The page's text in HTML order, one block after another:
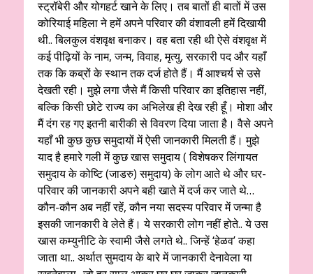
स्ट्रॉबेरी और योगहर्ट खाने के लिए। तब बातों ही बातों में उस
कोरियाई महिला ने हमें अपने परिवार की वंशावली हमें दिखायी
थी.. बिलकुल वंशवृक्ष बनाकर। वह बता रही थी ऐसे वंशवृक्ष में
कई पीढ़ियों के नाम, जन्म, विवाह, मृत्यु, सरकारी पद और यहाँ
तक कि कब्रों के स्थान तक दर्ज होते हैं। मैं आश्चर्य से उसे
देखती रही। मुझे लगा जैसे मैं किसी परिवार का इतिहास नहीं,
बल्कि किसी छोटे राज्य का अभिलेख ही देख रही हूँ। मोशा और
मैं दंग रह गए इतनी बारीकी से विवरण दिया जाता है। वैसे अपने
यहाँ भी कुछ कुछ समुदायों में ऐसी जानकारी मिलती हैं। मुझे
याद है हमारे गली में कुछ खास समुदाय ( विशेषकर लिंगायत
समुदाय के कोष्टि (जाडरु) समुदाय) के लोग आते थे और घर-
परिवार की जानकारी अपने बही खाते में दर्ज कर जाते थे…
कौन-कौन अब नहीं रहें, कौन नया सदस्य परिवार में जन्मा है
इसकी जानकारी वे लेते हैं। ये सरकारी लोग नहीं होते.. ये उस
खास कम्युनीटि के स्वामी जैसे लगते थे.. जिन्हें ‘हेळव’ कहा
जाता था.. अर्थात सुमदाय के बारे में जानकारी देनावेला या